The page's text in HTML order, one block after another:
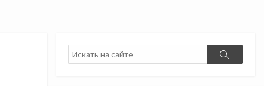
Поиск
Поиск